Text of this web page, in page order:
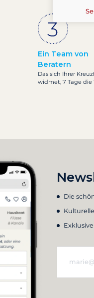
Ein Team von
Beratern
Das sich Ihrer
widmet, 7 Tage die
Die